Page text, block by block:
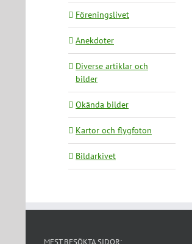
Föreningslivet
Anekdoter
Diverse artiklar och
bilder
Okända bilder
Kartor och flygfoton
Bildarkivet
MEST BESÖKTA SIDOR: